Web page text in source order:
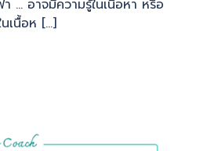
… อาจมีความรู้ในเนื้อหา หรือ
เนื้อห […]